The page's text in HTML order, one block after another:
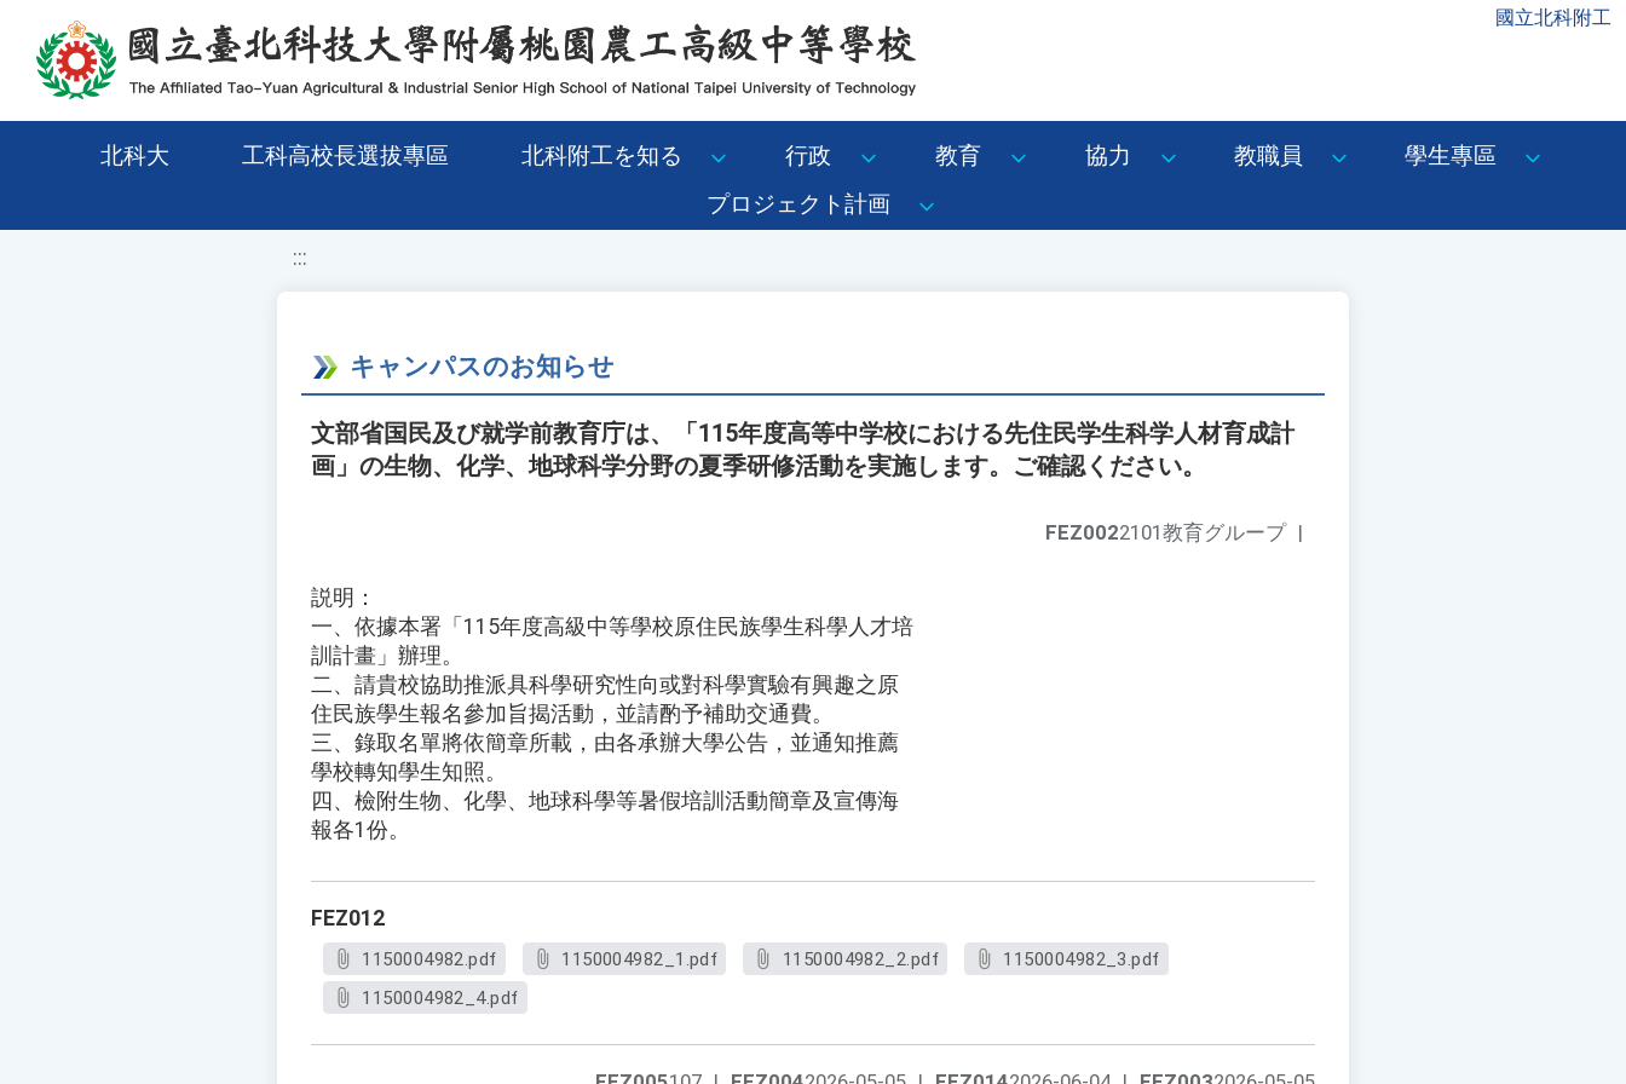
移至網頁之主要內容區位置 國立北科附工
北科大 工科高校長選拔專區 北科附工を知る 行政 教育 協力 教職員
學生專區
プロジェクト計画
:::
キャンパスのお知らせ
文部省国民及び就学前教育庁は、「115年度高等中学校における先住民学生科学人材育成計
画」の生物、化学、地球科学分野の夏季研修活動を実施します。ご確認ください。
FEZ0022101教育グループ |
説明：
一、依據本署「115年度高級中等學校原住民族學生科學人才培
訓計畫」辦理。
二、請貴校協助推派具科學研究性向或對科學實驗有興趣之原
住民族學生報名參加旨揭活動，並請酌予補助交通費。
三、錄取名單將依簡章所載，由各承辦大學公告，並通知推薦
學校轉知學生知照。
四、檢附生物、化學、地球科學等暑假培訓活動簡章及宣傳海
報各1份。
FEZ012
1150004982.pdf 1150004982_1.pdf 1150004982_2.pdf
1150004982_3.pdf
1150004982_4.pdf